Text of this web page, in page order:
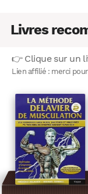
Livres
👉 Clique sur un
Lien affilié : merci